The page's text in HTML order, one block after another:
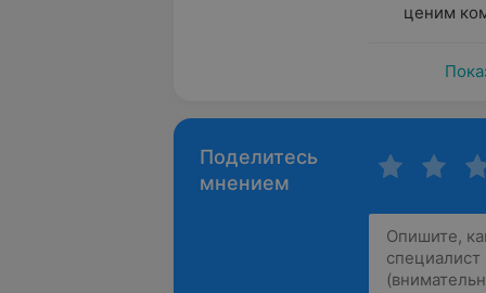
ценим
Поделитесь
мнением